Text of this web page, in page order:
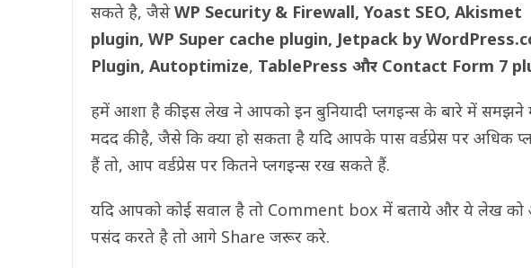
सकते है, जैसेWP Security & Firewall, Yoast SEO, Akismet
plugin, WP Super cache plugin, Jetpack by
Plugin, Autoptimize, TablePress और Contact Form 7
हमें आशा है की इस लेख ने आपको इन बुनियादी प्लगइन्स के बारे में समझने
मदद की है, जैसे कि क्या हो सकता है यदि आपके पास वर्डप्रेस पर अधिक
हैं तो, आप वर्डप्रेस पर कितने प्लगइन्स रख सकते हैं.
यदि आपको कोई सवाल है तो Comment box में बताये और ये लेख
पसंद करते है तो आगे Share जरूर करे.